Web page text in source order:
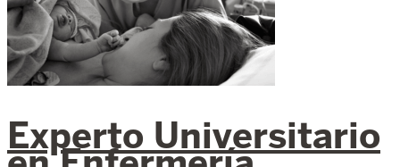
Experto Universitario